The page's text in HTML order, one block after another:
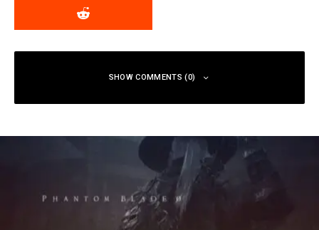
SHOW COMMENTS (0)